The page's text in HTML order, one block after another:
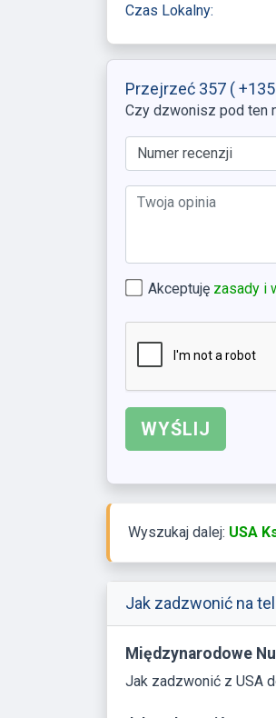
Czas Lokalny:
Przejrzeć 357 (
Czy dzwonisz pod ten
Akceptuję zasady i
Wyszukaj dalej: USA
Jak zadzwonić na
Międzynarodowe
Jak zadzwonić z USA